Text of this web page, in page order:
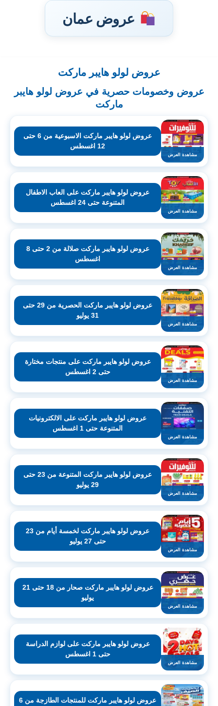
عروض عمان
إلى
عروض لولو هايبر ماركت
عروض وخصومات حصرية في عروض لولو هايبر
ماركت
مشاهدة العرض
عروض لولو هايبر ماركت الاسبوعية من 6 حتى
12 اغسطس
مشاهدة العرض
عروض لولو هايبر ماركت على العاب الاطفال
المتنوعة حتى 24 اغسطس
مشاهدة العرض
عروض لولو هايبر ماركت صلالة من 2 حتى 8
اغسطس
مشاهدة العرض
عروض لولو هايبر ماركت الحصرية من 29 حتى
31 يوليو
مشاهدة العرض
عروض لولو هايبر ماركت على منتجات مختارة
حتى 2 اغسطس
مشاهدة العرض
عروض لولو هايبر ماركت على الالكترونيات
المتنوعة حتى 1 اغسطس
مشاهدة العرض
عروض لولو هايبر ماركت المتنوعة من 23 حتى
29 يوليو
مشاهدة العرض
عروض لولو هايبر ماركت لخمسة أيام من 23
حتى 27 يوليو
مشاهدة العرض
عروض لولو هايبر ماركت صحار من 18 حتى 21
يوليو
مشاهدة العرض
عروض لولو هايبر ماركت على لوازم الدراسة
حتى 1 اغسطس
عروض لولو هايبر ماركت للمنتجات الطازجة من 6